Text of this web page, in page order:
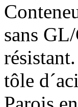
sans
tôle